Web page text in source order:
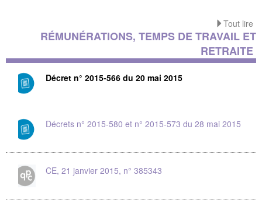
Tout lire
RÉMUNÉRATIONS, TEMPS DE TRAVAIL ET
RETRAITE
Décret n° 2015-566 du 20 mai 2015
Décrets n° 2015-580 et n° 2015-573 du 28 mai 2015
CE, 21 janvier 2015, n° 385343